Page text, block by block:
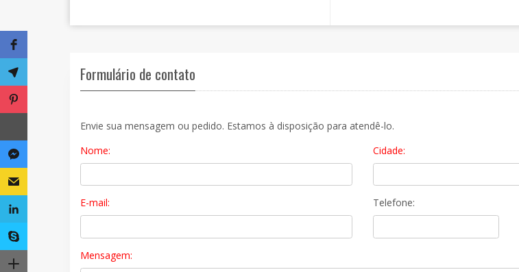
Formulário de contato
Envie sua mensagem ou pedido. Estamos à disposição para atendê-lo.
Nome:
Cidade:
E-mail: Telefone:
Mensagem: